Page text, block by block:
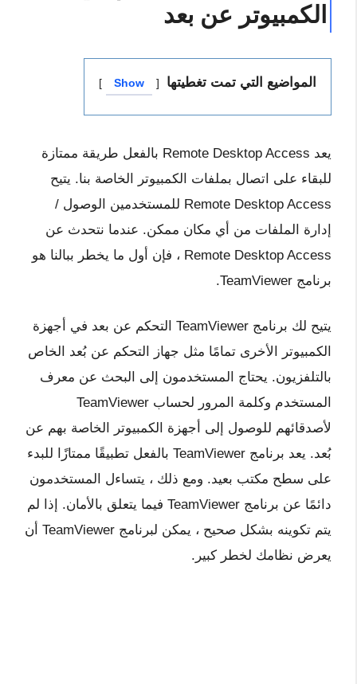
الكمبيوتر عن بعد
المواضيع التي تمت تغطيتها Show
يعد Remote Desktop Access بالفعل طريقة ممتازة
للبقاء على اتصال بملفات الكمبيوتر الخاصة بنا. يتيح
Remote Desktop Access للمستخدمين الوصول /
إدارة الملفات من أي مكان ممكن. عندما نتحدث عن
Remote Desktop Access ، فإن أول ما يخطر ببالنا هو
برنامج TeamViewer.
يتيح لك برنامج TeamViewer التحكم عن بعد في أجهزة
الكمبيوتر الأخرى تمامًا مثل جهاز التحكم عن بُعد الخاص
بالتلفزيون. يحتاج المستخدمون إلى البحث عن معرف
المستخدم وكلمة المرور لحساب TeamViewer
لأصدقائهم للوصول إلى أجهزة الكمبيوتر الخاصة بهم عن
بُعد. يعد برنامج TeamViewer بالفعل تطبيقًا ممتازًا للبدء
على سطح مكتب بعيد. ومع ذلك ، يتساءل المستخدمون
دائمًا عن برنامج TeamViewer فيما يتعلق بالأمان. إذا لم
يتم تكوينه بشكل صحيح ، يمكن لبرنامج TeamViewer أن
يعرض نظامك لخطر كبير.